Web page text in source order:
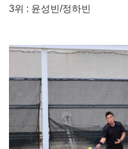
3위 : 윤성빈/정하빈